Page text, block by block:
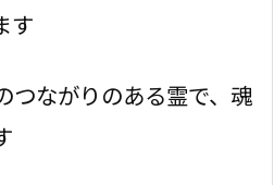
す
つながりのある霊で、魂